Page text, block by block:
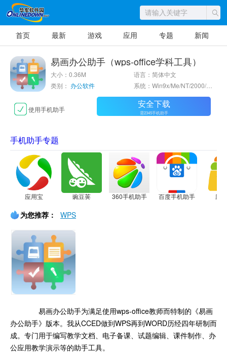
首页 最新 游戏 应用 专题 新闻
易画办公助手（wps-office学科工具）
大小：0.36M
语言：简体中文
类别： 办公软件 系统：Win9x/Me/NT/2000/XP/2003
使用手机助手 安全下载
需2345手机助手
手机助手专题
应用宝 豌豆荚 360手机助手 百度手机助手 应
为您推荐： WPS
易画办公助手为满足使用wps-office教师而特制的《易画
办公助手》版本。我从CCED做到WPS再到WORD历经四年研制而
成。专门用于编写教学文档、电子备课、试题编辑、课件制作、办
公应用教学演示等的助手工具。